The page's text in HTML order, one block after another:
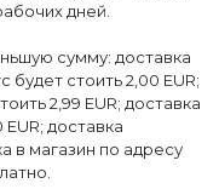
дней.
сумму: доставка
стоить 2,00 EUR;
2,99 EUR; доставка
доставка
в магазин по адресу